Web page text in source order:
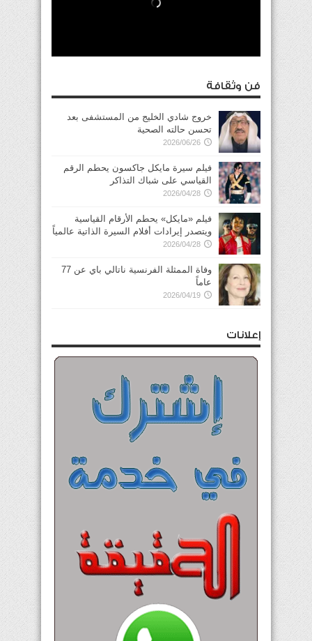
فن وثقافة
خروج شادي الخليج من المستشفى بعد
تحسن حالته الصحية
2026/06/26
فيلم سيرة مايكل جاكسون يحطم الرقم
القياسي على شباك التذاكر
2026/04/28
فيلم «مايكل» يحطم الأرقام القياسية
ويتصدر إيرادات أفلام السيرة الذاتية عالمياً
2026/04/28
وفاة الممثلة الفرنسية ناتالي باي عن 77
عاماً
2026/04/19
إعلانات